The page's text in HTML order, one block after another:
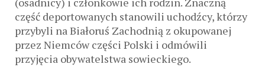
część deportowanych stanowili uchodźcy, którzy
przybyli na Białoruś Zachodnią z okupowanej
przez Niemców części Polski i odmówili
przyjęcia obywatelstwa sowieckiego.